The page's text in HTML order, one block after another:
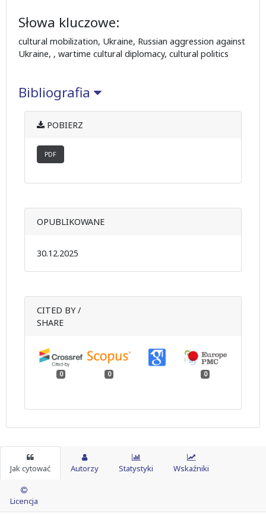
Słowa kluczowe:
cultural mobilization, Ukraine, Russian aggression against
Ukraine, , wartime cultural diplomacy, cultural politics
Bibliografia
POBIERZ
PDF
OPUBLIKOWANE
30.12.2025
CITED BY /
SHARE
0 0 0
Jak cytować Autorzy Statystyki Wskaźniki
Licencja